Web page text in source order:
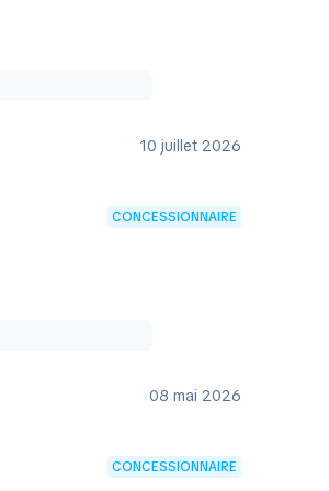
10 juillet 2026
CONCESSIONNAIRE
08 mai 2026
CONCESSIONNAIRE